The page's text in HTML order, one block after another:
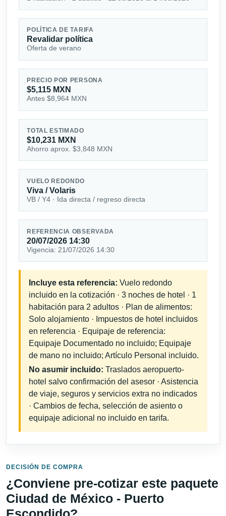
POLÍTICA DE TARIFA
Revalidar política
Oferta de verano
PRECIO POR PERSONA
$5,115 MXN
Antes $8,964 MXN
TOTAL ESTIMADO
$10,231 MXN
Ahorro aprox. $3,848 MXN
VUELO REDONDO
Viva / Volaris
VB / Y4 · Ida directa / regreso directa
REFERENCIA OBSERVADA
20/07/2026 14:30
Vigencia: 21/07/2026 14:30
Incluye esta referencia: Vuelo redondo
incluido en la cotización · 3 noches de hotel · 1
habitación para 2 adultos · Plan de alimentos:
Solo alojamiento · Impuestos de hotel incluidos
en referencia · Equipaje de referencia:
Equipaje Documentado no incluido; Equipaje
de mano no incluido; Artículo Personal incluido.
No asumir incluido: Traslados aeropuerto-
hotel salvo confirmación del asesor · Asistencia
de viaje, seguros y servicios extra no indicados
· Cambios de fecha, selección de asiento o
equipaje adicional no incluido en tarifa.
DECISIÓN DE COMPRA
¿Conviene pre-cotizar este paquete
Ciudad de México - Puerto